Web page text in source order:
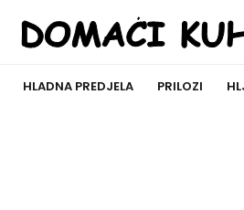
HLADNA PREDJELA PRILOZI